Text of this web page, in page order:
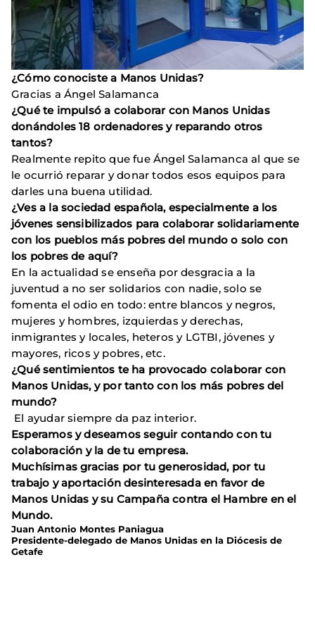
¿Cómo conociste a Manos Unidas?
Gracias a Ángel Salamanca
¿Qué te impulsó a colaborar con Manos Unidas
donándoles 18 ordenadores y reparando otros
tantos?
Realmente repito que fue Ángel Salamanca al que se
le ocurrió reparar y donar todos esos equipos para
darles una buena utilidad.
¿Ves a la sociedad española, especialmente a los
jóvenes sensibilizados para colaborar solidariamente
con los pueblos más pobres del mundo o solo con
los pobres de aquí?
En la actualidad se enseña por desgracia a la
juventud a no ser solidarios con nadie, solo se
fomenta el odio en todo: entre blancos y negros,
mujeres y hombres, izquierdas y derechas,
inmigrantes y locales, heteros y LGTBI, jóvenes y
mayores, ricos y pobres, etc.
¿Qué sentimientos te ha provocado colaborar con
Manos Unidas, y por tanto con los más pobres del
mundo?
El ayudar siempre da paz interior.
Esperamos y deseamos seguir contando con tu
colaboración y la de tu empresa.
Muchísimas gracias por tu generosidad, por tu
trabajo y aportación desinteresada en favor de
Manos Unidas y su Campaña contra el Hambre en el
Mundo.
Juan Antonio Montes Paniagua
Presidente-delegado de Manos Unidas en la Diócesis de
Getafe